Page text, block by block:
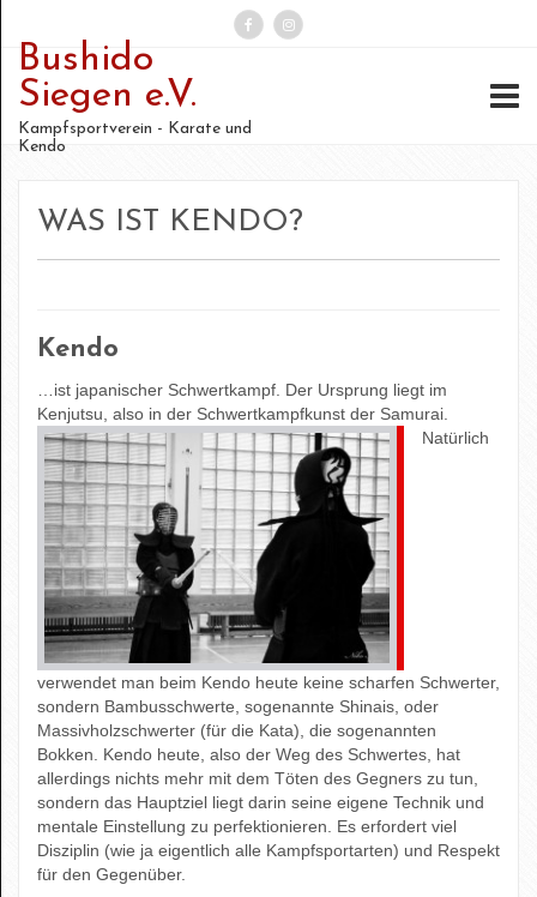
Suchen
nach:
Bushido
Siegen e.V.
Kampfsportverein - Karate und
Kendo
WAS IST KENDO?
Kendo
…ist japanischer Schwertkampf. Der Ursprung liegt im
Kenjutsu, also in der Schwertkampfkunst der Samurai.
Natürlich
verwendet man beim Kendo heute keine scharfen Schwerter,
sondern Bambusschwerte, sogenannte Shinais, oder
Massivholzschwerter (für die Kata), die sogenannten
Bokken. Kendo heute, also der Weg des Schwertes, hat
allerdings nichts mehr mit dem Töten des Gegners zu tun,
sondern das Hauptziel liegt darin seine eigene Technik und
mentale Einstellung zu perfektionieren. Es erfordert viel
Disziplin (wie ja eigentlich alle Kampfsportarten) und Respekt
für den Gegenüber.